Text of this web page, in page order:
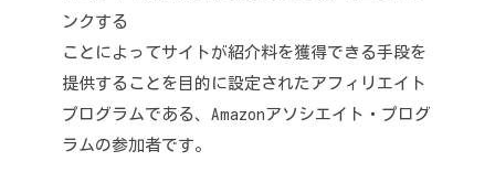
ンクする
ことによってサイトが紹介料を獲得できる手段を
提供することを目的に設定されたアフィリエイト
プログラムである、Amazonアソシエイト・プログ
ラムの参加者です。